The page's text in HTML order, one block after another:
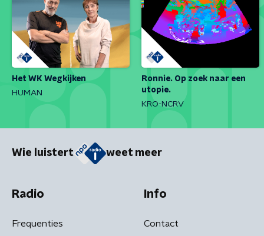
Het WK Wegkijken
HUMAN
Ronnie. Op zoek naar een
utopie.
KRO-NCRV
Wie luistert weet meer
Radio
Frequenties
Info
Contact